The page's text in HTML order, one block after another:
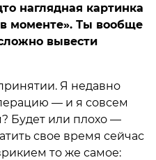
наглядная картинка
моменте». Ты вообще
вывести
Я недавно
— и я совсем
Будет или плохо —
свое время сейчас
то же самое: